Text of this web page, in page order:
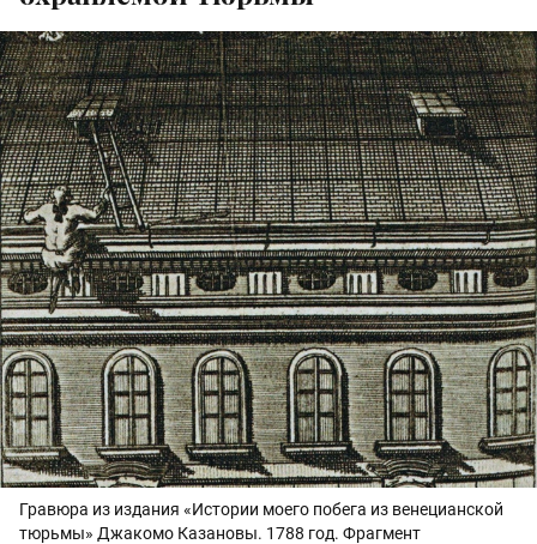
Гравюра из издания «Истории моего побега из венецианской
тюрьмы» Джакомо Казановы. 1788 год. Фрагмент